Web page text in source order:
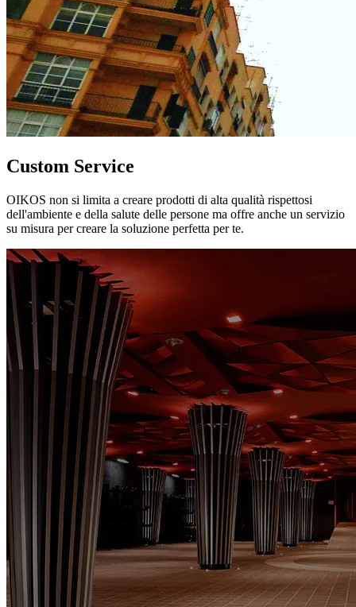
Custom Service
OIKOS non si limita a creare prodotti di alta qualità rispettosi
dell'ambiente e della salute delle persone ma offre anche un servizio
su misura per creare la soluzione perfetta per te.